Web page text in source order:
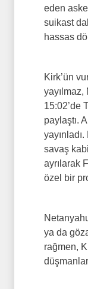
eden
suikast
hassas
Kirk’ün
15:02’de
paylaştı.
savaş
ayrılarak
özel bir
ya da
rağmen,